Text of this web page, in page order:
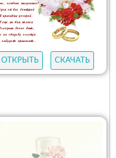
ОТКРЫТЬ СКАЧАТЬ